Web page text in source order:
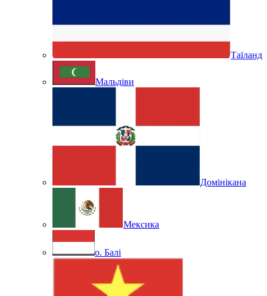
Таїланд
Мальдіви
Домінікана
Мексика
о. Балі